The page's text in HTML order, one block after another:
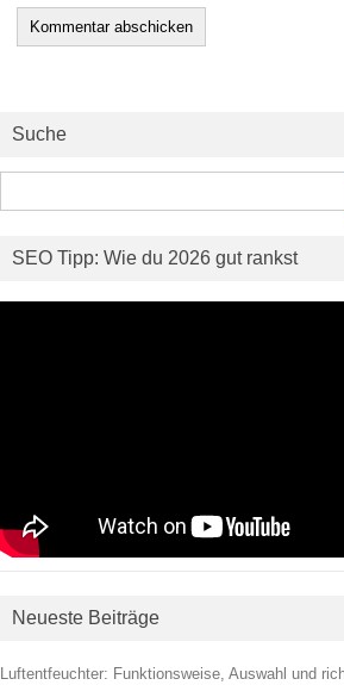
Suche
nach:
SEO Tipp: Wie du 2026 gut rankst
Neueste Beiträge
Luftentfeuchter: Funktionsweise, Auswahl und